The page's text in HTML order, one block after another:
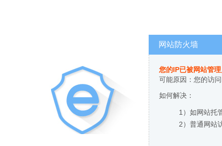
网站防火墙
您的IP已被网站管
可能原因：您的访
如何解决：
1）如网站托
2）普通网站